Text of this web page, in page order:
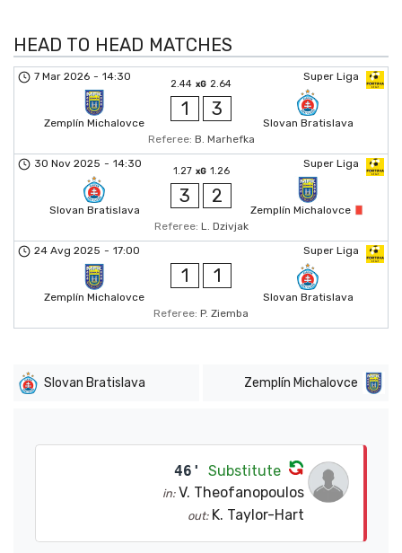
HEAD TO HEAD MATCHES
Super Liga
7 Mar 2026 - 14:30
Zemplín Michalovce
2.44 xG 2.64
1 3
Slovan Bratislava
Referee: B. Marhefka
Super Liga
30 Nov 2025 - 14:30
Slovan Bratislava
1.27 xG 1.26
3 2
Zemplín Michalovce
Referee: L. Dzivjak
Super Liga
24 Avg 2025 - 17:00
Zemplín Michalovce
1 1
Slovan Bratislava
Referee: P. Ziemba
Slovan Bratislava Zemplín Michalovce
46' Substitute
in: V. Theofanopoulos
out: K. Taylor-Hart